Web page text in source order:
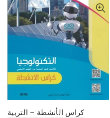
كراس الأنشطة – التربية